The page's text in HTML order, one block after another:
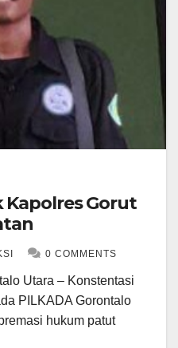
Kapolres Gorut
0 COMMENTS
Utara – Konstentasi
PILKADA Gorontalo
hukum patut